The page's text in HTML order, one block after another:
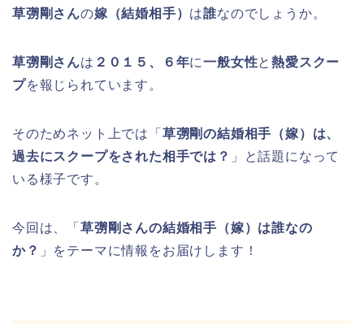
草彅剛さんの嫁（結婚相手） は誰なのでしょうか。
草彅剛さんは ２０１５、６年に一般女性と熱愛スクー
プを報じられています。
そのためネット上では「 草彅剛の結婚相手（嫁）は、
過去にスクープをされた相手では？ 」と話題になって
いる様子です。
今回は、「 草彅剛さんの結婚相手（嫁）は誰なの
か？ 」をテーマに情報をお届けします！